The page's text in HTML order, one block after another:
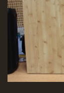
ČESKÝ POHÁR
REPREZENTACE